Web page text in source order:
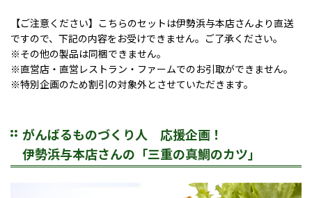
【ご注意ください】こちらのセットは伊勢浜与本店さんより直送
ですので、下記の内容をお受けできません。ご了承ください。
※その他の製品は同梱できません。
※直営店・直営レストラン・ファームでのお引取ができません。
※特別企画のため割引の対象外とさせていただきます。
がんばるものづくり人 応援企画！
伊勢浜与本店さんの「三重の真鯛のカツ」